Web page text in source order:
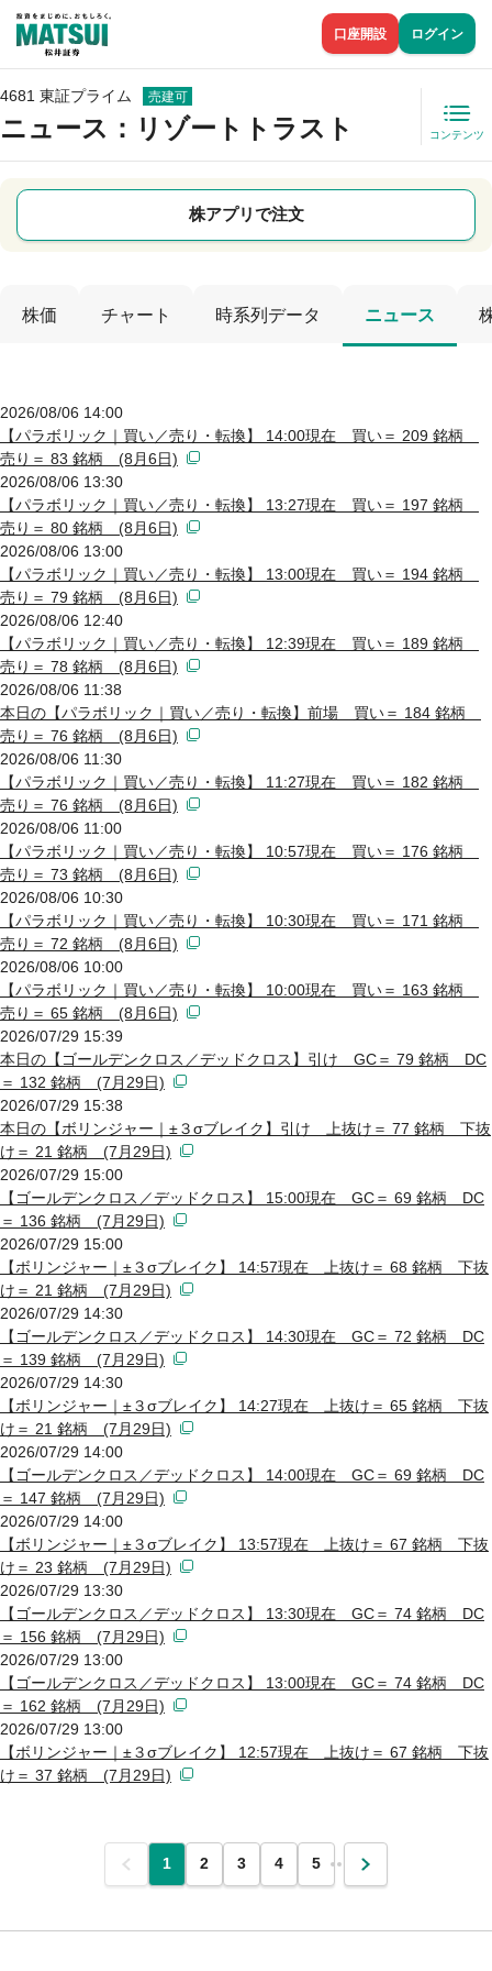
口座開設 ログイン
4681 東証プライム 売建可
ニュース ：リゾートトラスト コンテンツ
株アプリで注文
株価 チャート 時系列データ ニュース
2026/08/06 14:00
【パラボリック｜買い／売り・転換】 14:00現在 買い＝ 209 銘柄
売り＝ 83 銘柄 (8月6日)
2026/08/06 13:30
【パラボリック｜買い／売り・転換】 13:27現在 買い＝ 197 銘柄
売り＝ 80 銘柄 (8月6日)
2026/08/06 13:00
【パラボリック｜買い／売り・転換】 13:00現在 買い＝ 194 銘柄
売り＝ 79 銘柄 (8月6日)
2026/08/06 12:40
【パラボリック｜買い／売り・転換】 12:39現在 買い＝ 189 銘柄
売り＝ 78 銘柄 (8月6日)
2026/08/06 11:38
本日の【パラボリック｜買い／売り・転換】前場 買い＝ 184 銘柄
売り＝ 76 銘柄 (8月6日)
2026/08/06 11:30
【パラボリック｜買い／売り・転換】 11:27現在 買い＝ 182 銘柄
売り＝ 76 銘柄 (8月6日)
2026/08/06 11:00
【パラボリック｜買い／売り・転換】 10:57現在 買い＝ 176 銘柄
売り＝ 73 銘柄 (8月6日)
2026/08/06 10:30
【パラボリック｜買い／売り・転換】 10:30現在 買い＝ 171 銘柄
売り＝ 72 銘柄 (8月6日)
2026/08/06 10:00
【パラボリック｜買い／売り・転換】 10:00現在 買い＝ 163 銘柄
売り＝ 65 銘柄 (8月6日)
2026/07/29 15:39
本日の【ゴールデンクロス／デッドクロス】引け GC＝ 79 銘柄 DC
＝ 132 銘柄 (7月29日)
2026/07/29 15:38
本日の【ボリンジャー｜±３σブレイク】引け 上抜け＝ 77 銘柄 下抜
け＝ 21 銘柄 (7月29日)
2026/07/29 15:00
【ゴールデンクロス／デッドクロス】 15:00現在 GC＝ 69 銘柄 DC
＝ 136 銘柄 (7月29日)
2026/07/29 15:00
【ボリンジャー｜±３σブレイク】 14:57現在 上抜け＝ 68 銘柄 下抜
け＝ 21 銘柄 (7月29日)
2026/07/29 14:30
【ゴールデンクロス／デッドクロス】 14:30現在 GC＝ 72 銘柄 DC
＝ 139 銘柄 (7月29日)
2026/07/29 14:30
【ボリンジャー｜±３σブレイク】 14:27現在 上抜け＝ 65 銘柄 下抜
け＝ 21 銘柄 (7月29日)
2026/07/29 14:00
【ゴールデンクロス／デッドクロス】 14:00現在 GC＝ 69 銘柄 DC
＝ 147 銘柄 (7月29日)
2026/07/29 14:00
【ボリンジャー｜±３σブレイク】 13:57現在 上抜け＝ 67 銘柄 下抜
け＝ 23 銘柄 (7月29日)
2026/07/29 13:30
【ゴールデンクロス／デッドクロス】 13:30現在 GC＝ 74 銘柄 DC
＝ 156 銘柄 (7月29日)
2026/07/29 13:00
【ゴールデンクロス／デッドクロス】 13:00現在 GC＝ 74 銘柄 DC
＝ 162 銘柄 (7月29日)
2026/07/29 13:00
【ボリンジャー｜±３σブレイク】 12:57現在 上抜け＝ 67 銘柄 下抜
け＝ 37 銘柄 (7月29日)
前 1 2 3 4 5 … 次